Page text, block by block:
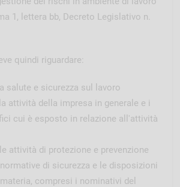
1, lettera bb, Decreto Legislativo n.
quindi riguardare:
salute e sicurezza sul lavoro
attività della impresa in generale e i
cui è esposto in relazione all'attività
attività di protezione e prevenzione
di sicurezza e le disposizioni
compresi i nominativi del